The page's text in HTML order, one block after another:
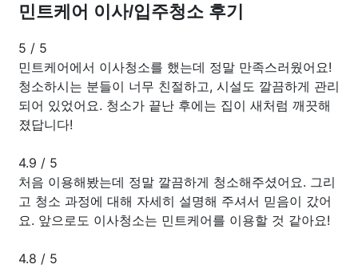
민트케어 이사/입주청소 후기
5 / 5
민트케어에서 이사청소를 했는데 정말 만족스러웠어요!
청소하시는 분들이 너무 친절하고, 시설도 깔끔하게 관리
되어 있었어요. 청소가 끝난 후에는 집이 새처럼 깨끗해
졌답니다!
4.9 / 5
처음 이용해봤는데 정말 깔끔하게 청소해주셨어요. 그리
고 청소 과정에 대해 자세히 설명해 주셔서 믿음이 갔어
요. 앞으로도 이사청소는 민트케어를 이용할 것 같아요!
4.8 / 5